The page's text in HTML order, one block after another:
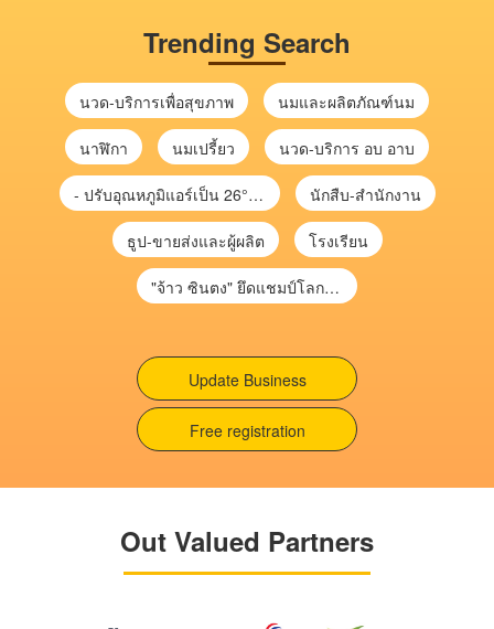
Trending Search
นวด-บริการเพื่อสุขภาพ นมและผลิตภัณฑ์นม
นาฬิกา นมเปรี้ยว นวด-บริการ อบ อาบ
- ปรับอุณหภูมิแอร์เป็น 26°C ช่วยลดไฟฟ้าได้ จะช่วยลดค่าไฟประมาณ 10% นักสืบ-สำนักงาน
ธูป-ขายส่งและผู้ผลิต โรงเรียน
"จ้าว ซินตง" ยึดแชมป์โลกสนุกเกอร์ จารึกประวัติศาสตร์คนแรกเอเชีย
Update Business
Free registration
Out Valued Partners